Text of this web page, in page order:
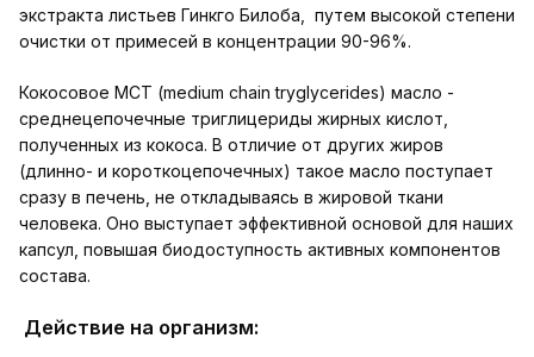
экстракта листьев Гинкго Билоба, путем высокой степени
очистки от примесей в концентрации 90-96%.
Кокосовое МСТ (medium chain tryglycerides) масло -
среднецепочечные триглицериды жирных кислот,
полученных из кокоса. В отличие от других жиров
(длинно- и короткоцепочечных) такое масло поступает
сразу в печень, не откладываясь в жировой ткани
человека. Оно выступает эффективной основой для наших
капсул, повышая биодоступность активных компонентов
состава.
Действие на организм: